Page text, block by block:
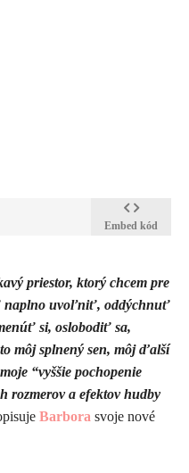
Embed kód
priestor, ktorý chcem pre
naplno uvoľniť, oddýchnuť
si, oslobodiť sa,
môj splnený sen, môj ďalší
“vyššie pochopenie
rozmerov a efektov hudby
Barbora svoje nové